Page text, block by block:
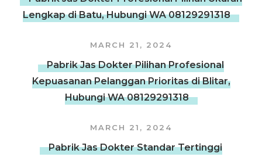
Lengkap di Batu, Hubungi WA 08129291318
MARCH 21, 2024
Pabrik Jas Dokter Pilihan Profesional
Kepuasanan Pelanggan Prioritas di Blitar,
Hubungi WA 08129291318
MARCH 21, 2024
Pabrik Jas Dokter Standar Tertinggi